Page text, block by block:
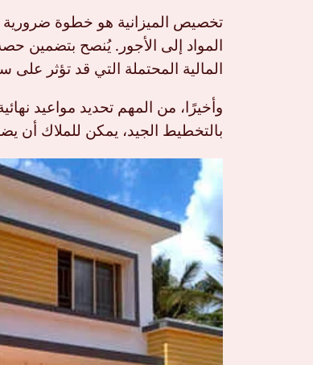
تخصيص الميزانية هو خطوة ضرورية
المواد إلى الأجور. يُنصح بتضمين
المالية المحتملة التي قد تؤثر على
وأخيرًا، من المهم تحديد مواعيد
بالتخطيط الجيد، يمكن للملاك أن